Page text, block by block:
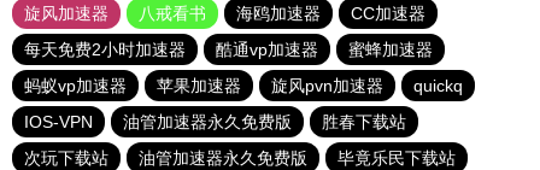
旋风加速器
八戒看书 海鸥加速器
CC加速器
每天免费2小时加速器
酷通vp加速器
蜜蜂加速器
蚂蚁vp加速器
苹果加速器 旋风pvn加速器
quickq
IOS-VPN
油管加速器永久免费版
胜春下载站
次玩下载站
油管加速器永久免费版
毕竟乐民下载站